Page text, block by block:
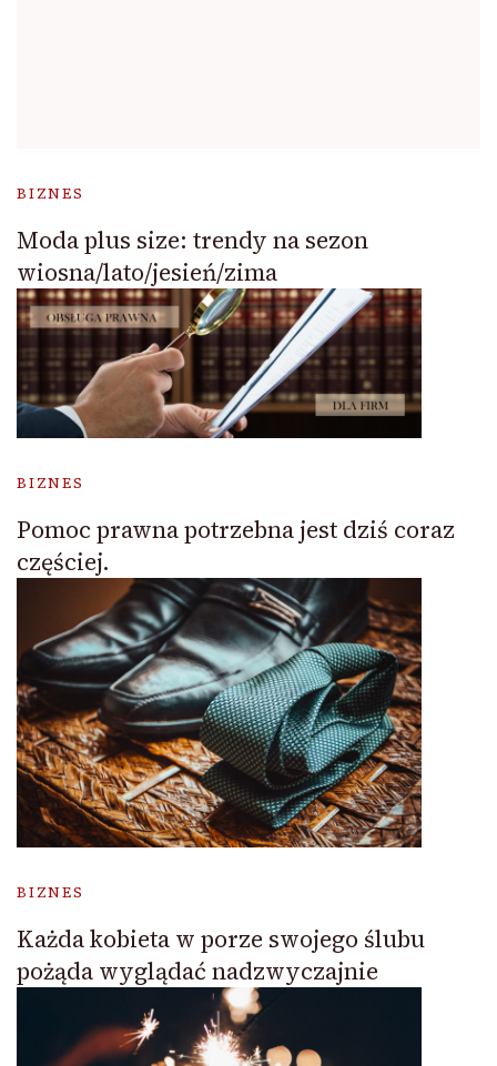
BIZNES
Moda plus size: trendy na sezon
wiosna/lato/jesień/zima
BIZNES
Pomoc prawna potrzebna jest dziś coraz
częściej.
BIZNES
Każda kobieta w porze swojego ślubu
pożąda wyglądać nadzwyczajnie